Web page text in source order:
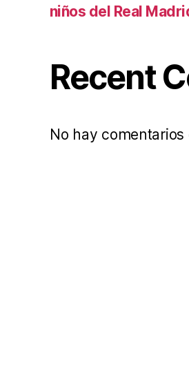
niños del Real
Recent
No hay